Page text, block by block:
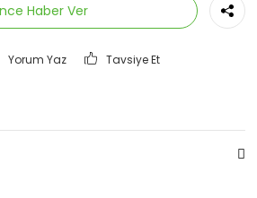
Haber Ver
Yorum Yaz Tavsiye Et